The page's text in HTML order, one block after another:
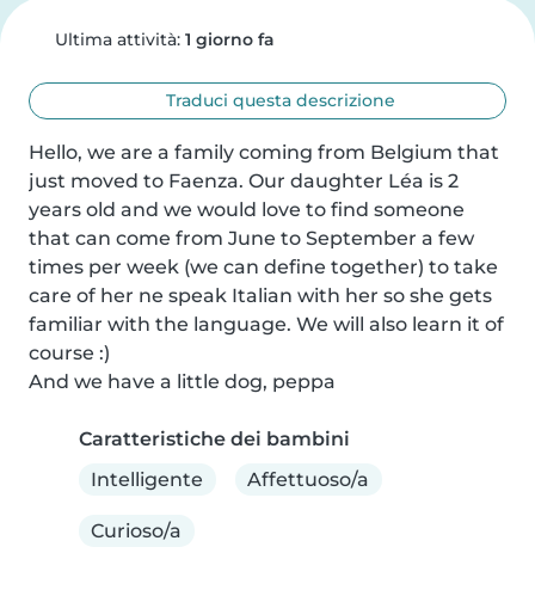
Ultima attività: 1 giorno fa
Traduci questa descrizione
Hello, we are a family coming from Belgium that
just moved to Faenza. Our daughter Léa is 2
years old and we would love to find someone
that can come from June to September a few
times per week (we can define together) to take
care of her ne speak Italian with her so she gets
familiar with the language. We will also learn it of
course :)
And we have a little dog, peppa
Caratteristiche dei bambini
Intelligente
Affettuoso/a
Curioso/a